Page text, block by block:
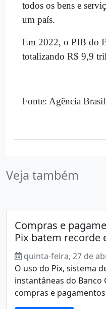
todos os bens e
um país.
Em 2022, o PIB do
totalizando R$ 9,9
Fonte: Agência Brasil
Veja também
Compras e
Pix batem recorde
quinta-feira, 27 de
O uso do Pix, sistema
instantâneas do Banco
compras e